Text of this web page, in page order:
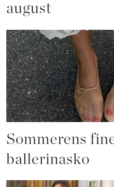
august
Sommerens
ballerinasko